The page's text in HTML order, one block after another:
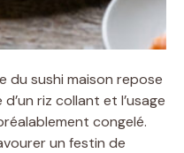
du sushi maison repose
riz collant et l’usage
congelé.
un festin de